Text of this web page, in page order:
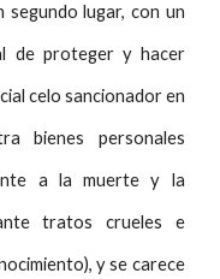
lugar, con un
de proteger y hacer
celo sancionador en
bienes personales
a la muerte y la
tratos crueles e
y se carece